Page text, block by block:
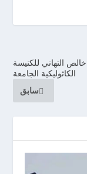
خالص التهاني للكنيسة
الكاثوليكية الجامعة
سابق